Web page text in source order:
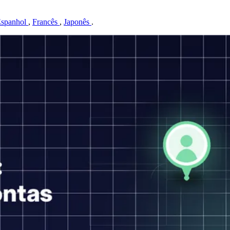
, Francês , Japonês .